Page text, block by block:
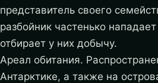
представитель своего
разбойник частенько
отбирает у них добычу.
Ареал обитания.
Антарктике, а также на